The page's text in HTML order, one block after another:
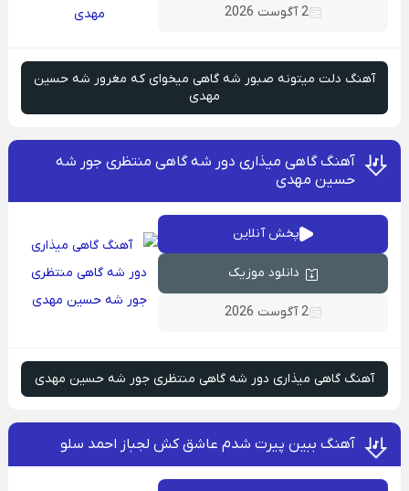
2 آگوست 2026
آهنگ دلت میتونه صبور شه گاهی میخوای که مغرور شه حسین
مهدی
آهنگ گاهی میذاری دور شه گاهی منتظری جور شه
حسین مهدی
پخش آنلاین
دانلود موزیک
2 آگوست 2026
آهنگ گاهی میذاری دور شه گاهی منتظری جور شه حسین مهدی
آهنگ ببین پیرت شدم عاشق کش لجباز احمد سلو